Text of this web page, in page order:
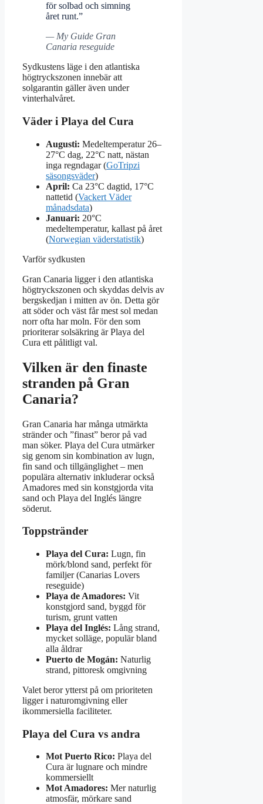
för solbad och simning
året runt.”
— My Guide Gran
Canaria reseguide
Sydkustens läge i den atlantiska
högtryckszonen innebär att
solgarantin gäller även under
vinterhalvåret.
Väder i Playa del Cura
Augusti: Medeltemperatur 26–
27°C dag, 22°C natt, nästan
inga regndagar (GoTripzi
säsongsväder)
April: Ca 23°C dagtid, 17°C
nattetid (Vackert Väder
månadsdata)
Januari: 20°C
medeltemperatur, kallast på året
(Norwegian väderstatistik)
Varför sydkusten
Gran Canaria ligger i den atlantiska
högtryckszonen och skyddas delvis av
bergskedjan i mitten av ön. Detta gör
att söder och väst får mest sol medan
norr ofta har moln. För den som
prioriterar solsäkring är Playa del
Cura ett pålitligt val.
Vilken är den finaste
stranden på Gran
Canaria?
Gran Canaria har många utmärkta
stränder och ”finast” beror på vad
man söker. Playa del Cura utmärker
sig genom sin kombination av lugn,
fin sand och tillgänglighet – men
populära alternativ inkluderar också
Amadores med sin konstgjorda vita
sand och Playa del Inglés längre
söderut.
Toppstränder
Playa del Cura: Lugn, fin
mörk/blond sand, perfekt för
familjer (Canarias Lovers
reseguide)
Playa de Amadores: Vit
konstgjord sand, byggd för
turism, grunt vatten
Playa del Inglés: Lång strand,
mycket solläge, populär bland
alla åldrar
Puerto de Mogán: Naturlig
strand, pittoresk omgivning
Valet beror ytterst på om prioriteten
ligger i naturomgivning eller
ikommersiella faciliteter.
Playa del Cura vs andra
Mot Puerto Rico: Playa del
Cura är lugnare och mindre
kommersiellt
Mot Amadores: Mer naturlig
atmosfär, mörkare sand